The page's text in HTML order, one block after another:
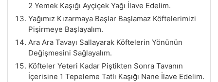
2 Yemek Kaşığı Ayçiçek Yağı İlave Edelim.
Yağımız Kızarmaya Başlar Başlamaz Köftelerimizi
Pişirmeye Başlayalım.
Ara Ara Tavayı Sallayarak Köftelerin Yönünün
Değişmesini Sağlayalım.
Köfteler Yeteri Kadar Piştikten Sonra Tavanın
İçerisine 1 Tepeleme Tatlı Kaşığı Nane İlave Edelim.